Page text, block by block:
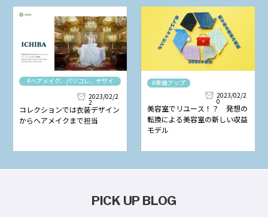
#ヘアメイク、パリコレ、デザイ
ナー
2023/02/2
2
コレクションでは衣装デザイン
からヘアメイクまで担当
#単価アップ
2023/02/2
0
美容室でリユース！？ 発想の
転換による美容室の新しい収益
モデル
PICK UP BLOG